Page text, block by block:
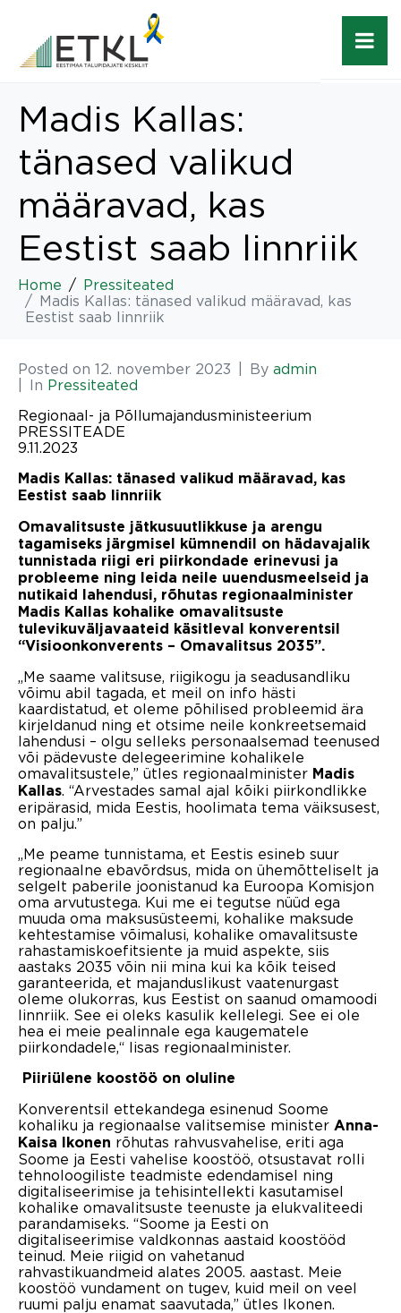
Madis Kallas:
tänased valikud
määravad, kas
Eestist saab linnriik
Home
Pressiteated
Madis Kallas: tänased valikud määravad, kas
Eestist saab linnriik
Posted on 12. november 2023 By admin
In Pressiteated
Regionaal- ja Põllumajandusministeerium
PRESSITEADE
9.11.2023
Madis Kallas: tänased valikud määravad, kas
Eestist saab linnriik
Omavalitsuste jätkusuutlikkuse ja arengu
tagamiseks järgmisel kümnendil on hädavajalik
tunnistada riigi eri piirkondade erinevusi ja
probleeme ning leida neile uuendusmeelseid ja
nutikaid lahendusi, rõhutas regionaalminister
Madis Kallas kohalike omavalitsuste
tulevikuväljavaateid käsitleval konverentsil
“Visioonkonverents – Omavalitsus 2035”.
„Me saame valitsuse, riigikogu ja seadusandliku
võimu abil tagada, et meil on info hästi
kaardistatud, et oleme põhilised probleemid ära
kirjeldanud ning et otsime neile konkreetsemaid
lahendusi – olgu selleks personaalsemad teenused
või pädevuste delegeerimine kohalikele
omavalitsustele,” ütles regionaalminister Madis
Kallas. “Arvestades samal ajal kõiki piirkondlikke
eripärasid, mida Eestis, hoolimata tema väiksusest,
on palju.”
„Me peame tunnistama, et Eestis esineb suur
regionaalne ebavõrdsus, mida on ühemõtteliselt ja
selgelt paberile joonistanud ka Euroopa Komisjon
oma arvutustega. Kui me ei tegutse nüüd ega
muuda oma maksusüsteemi, kohalike maksude
kehtestamise võimalusi, kohalike omavalitsuste
rahastamiskoefitsiente ja muid aspekte, siis
aastaks 2035 võin nii mina kui ka kõik teised
garanteerida, et majanduslikust vaatenurgast
oleme olukorras, kus Eestist on saanud omamoodi
linnriik. See ei oleks kasulik kellelegi. See ei ole
hea ei meie pealinnale ega kaugematele
piirkondadele,“ lisas regionaalminister.
Piiriülene koostöö on oluline
Konverentsil ettekandega esinenud Soome
kohaliku ja regionaalse valitsemise minister Anna-
Kaisa Ikonen rõhutas rahvusvahelise, eriti aga
Soome ja Eesti vahelise koostöö, otsustavat rolli
tehnoloogiliste teadmiste edendamisel ning
digitaliseerimise ja tehisintellekti kasutamisel
kohalike omavalitsuste teenuste ja elukvaliteedi
parandamiseks. “Soome ja Eesti on
digitaliseerimise valdkonnas aastaid koostööd
teinud. Meie riigid on vahetanud
rahvastikuandmeid alates 2005. aastast. Meie
koostöö vundament on tugev, kuid meil on veel
ruumi palju enamat saavutada,” ütles Ikonen.